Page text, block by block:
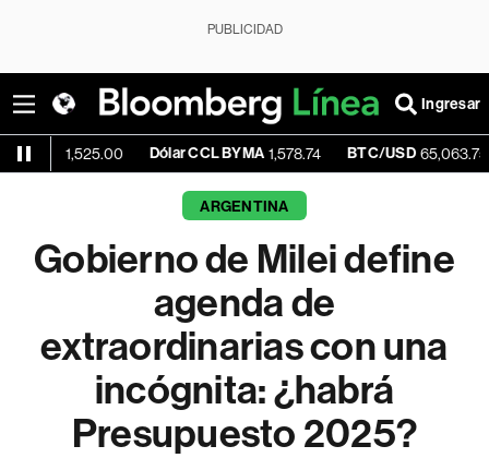
PUBLICIDAD
Ingresar
Dólar CCL BYMA 1,578.74 BTC/USD 65,063.75
ARGENTINA
Gobierno de Milei define
agenda de
extraordinarias con una
incógnita: ¿habrá
Presupuesto 2025?